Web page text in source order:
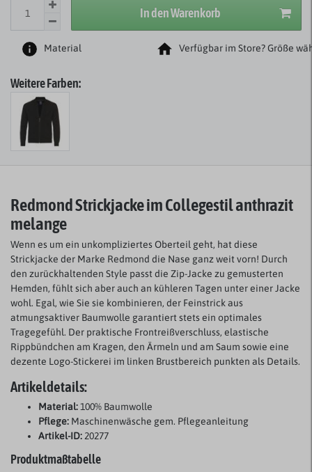
In den Warenkorb
Material Verfügbar im Store? Größe
Weitere Farben:
Redmond Strickjacke im Collegestil anthrazit
melange
Wenn es um ein unkompliziertes Oberteil geht, hat diese
Strickjacke der Marke Redmond die Nase ganz weit vorn! Durch
den zurückhaltenden Style passt die Zip-Jacke zu gemusterten
Hemden, fühlt sich aber auch an kühleren Tagen unter einer Jacke
wohl. Egal, wie Sie sie kombinieren, der Feinstrick aus
atmungsaktiver Baumwolle garantiert stets ein optimales
Tragegefühl. Der praktische Frontreißverschluss, elastische
Rippbündchen am Kragen, den Ärmeln und am Saum sowie eine
dezente Logo-Stickerei im linken Brustbereich punkten als Details.
Artikeldetails:
Material:100% Baumwolle
Pflege: Maschinenwäsche gem. Pflegeanleitung
Artikel-ID:20277
Produktmaßtabelle